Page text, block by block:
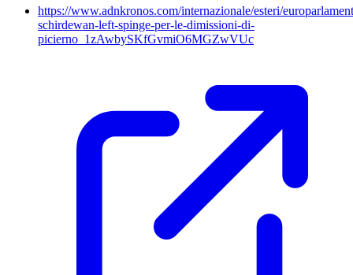
https://www.adnkronos.com/internazionale/esteri/
schirdewan-left-spinge-per-le-dimissioni-di-
picierno_1zAwbySKfGvmiO6MGZwVUc